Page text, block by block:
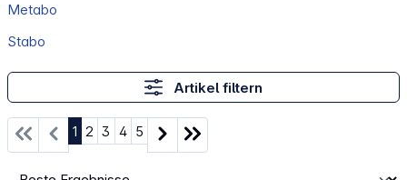
Metabo
Stabo
Artikel filtern
Seite
1 Seite
2 Seite
3 Seite
4 Seite
5